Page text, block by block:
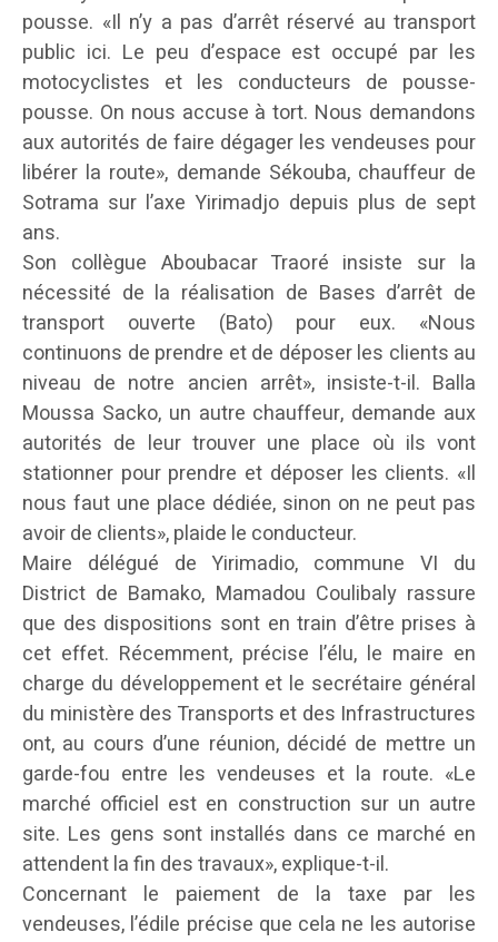
pousse. «Il n’y a pas d’arrêt réservé au transport
public ici. Le peu d’espace est occupé par les
motocyclistes et les conducteurs de pousse-
pousse. On nous accuse à tort. Nous demandons
aux autorités de faire dégager les vendeuses pour
libérer la route», demande Sékouba, chauffeur de
Sotrama sur l’axe Yirimadjo depuis plus de sept
ans.
Son collègue Aboubacar Traoré insiste sur la
nécessité de la réalisation de Bases d’arrêt de
transport ouverte (Bato) pour eux. «Nous
continuons de prendre et de déposer les clients au
niveau de notre ancien arrêt», insiste-t-il. Balla
Moussa Sacko, un autre chauffeur, demande aux
autorités de leur trouver une place où ils vont
stationner pour prendre et déposer les clients. «Il
nous faut une place dédiée, sinon on ne peut pas
avoir de clients», plaide le conducteur.
Maire délégué de Yirimadio, commune VI du
District de Bamako, Mamadou Coulibaly rassure
que des dispositions sont en train d’être prises à
cet effet. Récemment, précise l’élu, le maire en
charge du développement et le secrétaire général
du ministère des Transports et des Infrastructures
ont, au cours d’une réunion, décidé de mettre un
garde-fou entre les vendeuses et la route. «Le
marché officiel est en construction sur un autre
site. Les gens sont installés dans ce marché en
attendent la fin des travaux», explique-t-il.
Concernant le paiement de la taxe par les
vendeuses, l’édile précise que cela ne les autorise